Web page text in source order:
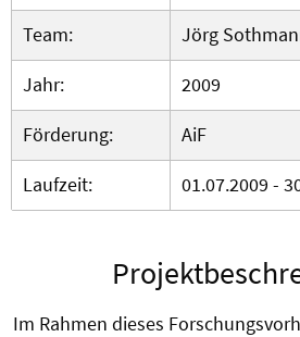
Team:
Jörg
Jahr:
2009
Förderung:
AiF
Laufzeit:
01.07.2009 -
Im Rahmen dieses